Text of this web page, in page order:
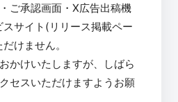
ご承認画面・X広告出稿機
サイト(リリース掲載ペー
けません。
かけいたしますが、しばら
セスいただけますようお願